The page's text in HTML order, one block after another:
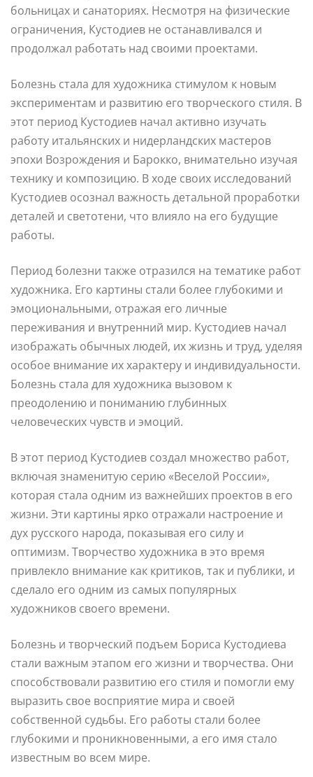
больницах и санаториях. Несмотря на физические
ограничения, Кустодиев не останавливался и
продолжал работать над своими проектами.
Болезнь стала для художника стимулом к новым
экспериментам и развитию его творческого стиля. В
этот период Кустодиев начал активно изучать
работу итальянских и нидерландских мастеров
эпохи Возрождения и Барокко, внимательно изучая
технику и композицию. В ходе своих исследований
Кустодиев осознал важность детальной проработки
деталей и светотени, что влияло на его будущие
работы.
Период болезни также отразился на тематике работ
художника. Его картины стали более глубокими и
эмоциональными, отражая его личные
переживания и внутренний мир. Кустодиев начал
изображать обычных людей, их жизнь и труд, уделяя
особое внимание их характеру и индивидуальности.
Болезнь стала для художника вызовом к
преодолению и пониманию глубинных
человеческих чувств и эмоций.
В этот период Кустодиев создал множество работ,
включая знаменитую серию «Веселой России»,
которая стала одним из важнейших проектов в его
жизни. Эти картины ярко отражали настроение и
дух русского народа, показывая его силу и
оптимизм. Творчество художника в это время
привлекло внимание как критиков, так и публики, и
сделало его одним из самых популярных
художников своего времени.
Болезнь и творческий подъем Бориса Кустодиева
стали важным этапом его жизни и творчества. Они
способствовали развитию его стиля и помогли ему
выразить свое восприятие мира и своей
собственной судьбы. Его работы стали более
глубокими и проникновенными, а его имя стало
известным во всем мире.